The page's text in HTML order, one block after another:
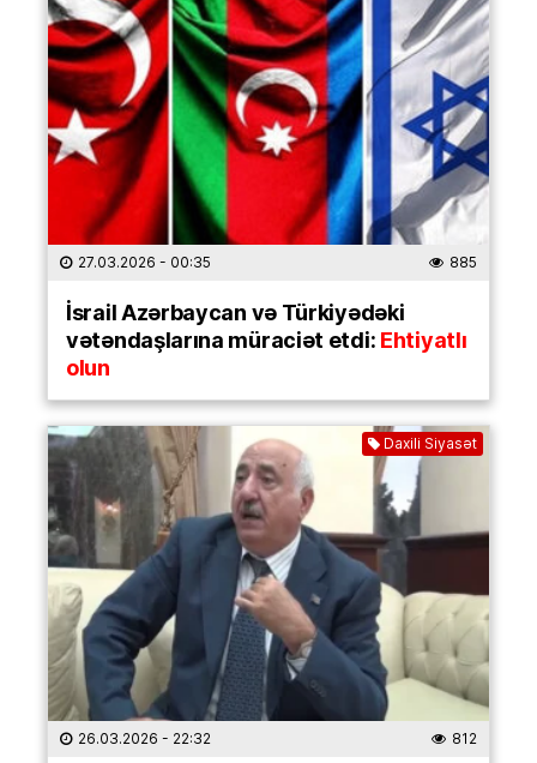
27.03.2026 - 00:35 885
İsrail Azərbaycan və Türkiyədəki
vətəndaşlarına müraciət etdi:Ehtiyatlı
olun
Daxili Siyasət
26.03.2026 - 22:32 812